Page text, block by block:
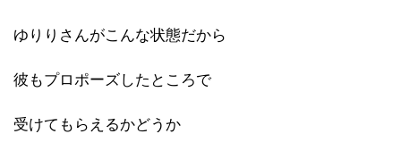
ゆりりさんがこんな状態だから
彼もプロポーズしたところで
受けてもらえるかどうか